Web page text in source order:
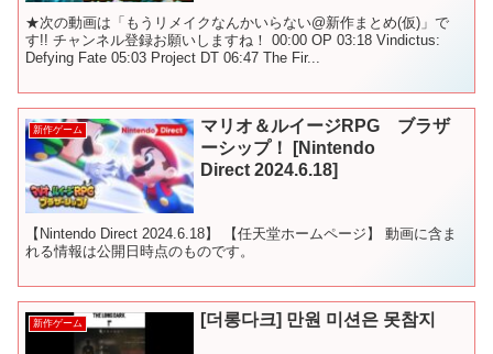
★次の動画は「もうリメイクなんかいらない@新作まとめ(仮)」で
す!! チャンネル登録お願いしますね！ 00:00 OP 03:18 Vindictus:
Defying Fate 05:03 Project DT 06:47 The Fir...
新作ゲーム
マリオ＆ルイージRPG ブラザ
ーシップ！ [Nintendo
Direct 2024.6.18]
【Nintendo Direct 2024.6.18】 【任天堂ホームページ】 動画に含ま
れる情報は公開日時点のものです。
新作ゲーム [더롱다크] 만원 미션은 못참지